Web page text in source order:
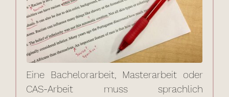
Eine Bachelorarbeit, Masterarbeit oder
CAS-Arbeit muss sprachlich